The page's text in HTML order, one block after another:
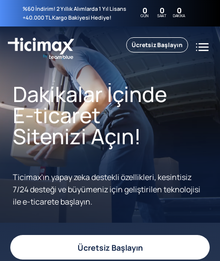
%60 İndirim! 2 Yıllık Alımlarda 1 Yıl Lisans
+40.000 TL Kargo Bakiyesi Hediye!
0
GÜN 0
SAAT 0
DAKIKA
Ücretsiz Başlayın
Dakikalar İçinde
E-ticaret
Sitenizi Açın!
Ticimax'ın yapay zeka destekli özellikleri, kesintisiz
7/24 desteği ve büyümeniz için geliştirilen teknolojisi
ile e-ticarete başlayın.
Ücretsiz Başlayın